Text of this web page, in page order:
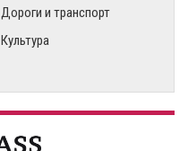
Дороги и транспорт
Культура